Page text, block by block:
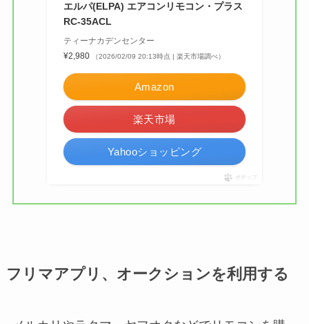
エルパ(ELPA) エアコンリモコン・プラス
RC-35ACL
ティーナカデンセンター
¥2,980
（2026/02/09 20:13時点 | 楽天市場調べ）
Amazon
楽天市場
Yahooショッピング
ポチップ
フリマアプリ、オークションを利用する